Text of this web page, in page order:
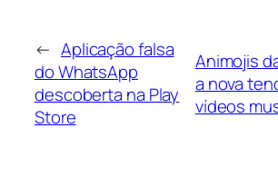
← Aplicação falsa
do WhatsApp
descoberta na Play
Store
Animojis
a nova
vídeos